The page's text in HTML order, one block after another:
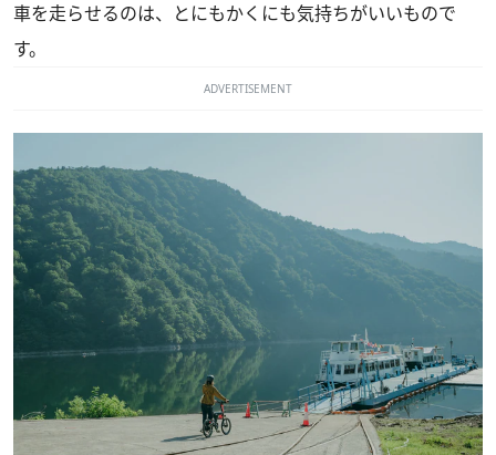
車を走らせるのは、とにもかくにも気持ちがいいもので
す。
ADVERTISEMENT